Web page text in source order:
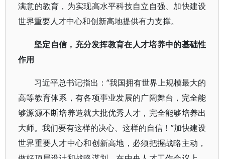
满意的教育，为实现高水平科技自立自强、加快建设
世界重要人才中心和创新高地提供有力支撑。
坚定自信，充分发挥教育在人才培养中的基础性
作用
习近平总书记指出：“我国拥有世界上规模最大的
高等教育体系，有各项事业发展的广阔舞台，完全能
够源源不断培养造就大批优秀人才，完全能够培养出
大师。我们要有这样的决心、这样的自信！”加快建设
世界重要人才中心和创新高地，必须把握战略主动，